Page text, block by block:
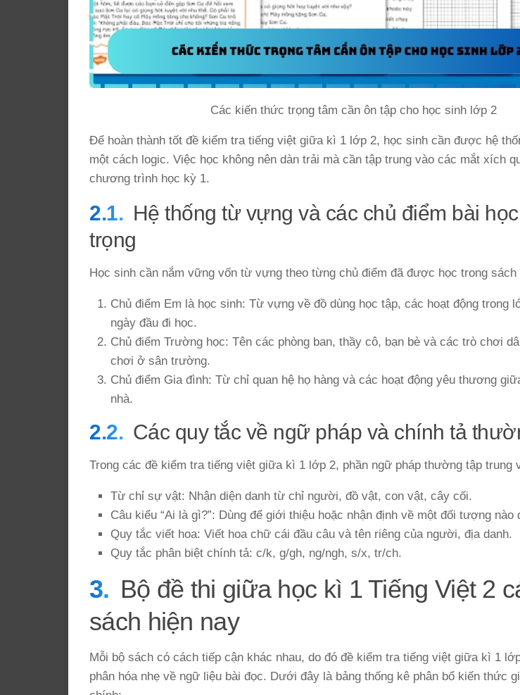
Các kiến thức trọng tâm cần ôn tập cho học sinh lớp 2
Để hoàn thành tốt đề kiểm tra tiếng việt giữa kì 1 lớp 2, học sinh cần được hệ
một cách logic. Việc học không nên dàn trải mà cần tập trung vào các mắt xích
chương trình học kỳ 1.
Hệ thống từ vựng và các chủ điểm bài
trọng
Học sinh cần nắm vững vốn từ vựng theo từng chủ điểm đã được học trong sách
Chủ điểm Em là học sinh: Từ vựng về đồ dùng học tập, các hoạt động trong
ngày đầu đi học.
Chủ điểm Trường học: Tên các phòng ban, thầy cô, bạn bè và các trò chơi
chơi ở sân trường.
Chủ điểm Gia đình: Từ chỉ quan hệ họ hàng và các hoạt động yêu thương
nhà.
Các quy tắc về ngữ pháp và chính tả
Trong các đề kiểm tra tiếng việt giữa kì 1 lớp 2, phần ngữ pháp thường tập trung
Từ chỉ sự vật: Nhận diện danh từ chỉ người, đồ vật, con vật, cây cối.
Câu kiểu “Ai là gì?”: Dùng để giới thiệu hoặc nhận định về một đối tượng nào
Quy tắc viết hoa: Viết hoa chữ cái đầu câu và tên riêng của người, địa danh.
Quy tắc phân biệt chính tả: c/k, g/gh, ng/ngh, s/x, tr/ch.
Bộ đề thi giữa học kì 1 Tiếng Việt 2
sách hiện nay
Mỗi bộ sách có cách tiếp cận khác nhau, do đó đề kiểm tra tiếng việt giữa kì 1
phân hóa nhẹ về ngữ liệu bài đọc. Dưới đây là bảng thống kê phân bổ kiến thức